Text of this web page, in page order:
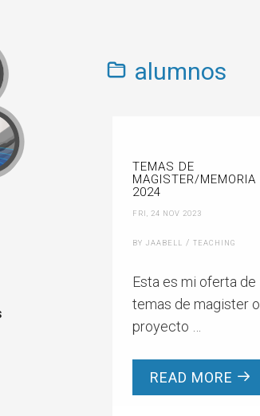
alumnos
TEMAS DE
MAGISTER/MEMORIA
2024
FRI, 24 NOV 2023
BY JAABELL / TEACHING
Esta es mi oferta de
temas de magister o
proyecto …
READ MORE